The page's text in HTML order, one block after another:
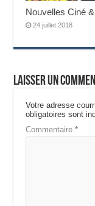
Nouvelles Ciné
24 juillet 2018
Laisser un
Votre adresse
obligatoires sont
Commentaire*